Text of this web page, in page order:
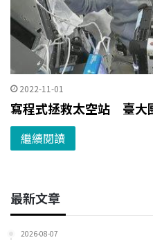
2022-11-01
寫程式拯救太空站 臺大
繼續閱讀
最新文章
2026-08-07